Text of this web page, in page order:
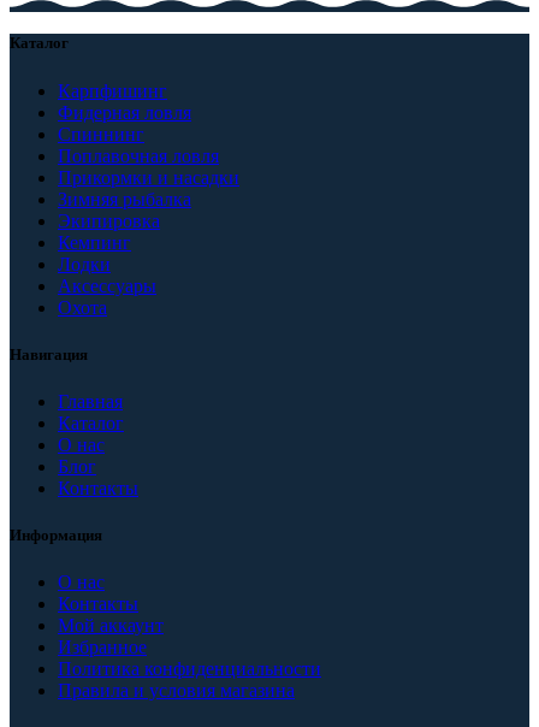
Каталог
Карпфишинг
Фидерная ловля
Спиннинг
Поплавочная ловля
Прикормки и насадки
Зимняя рыбалка
Экипировка
Кемпинг
Лодки
Аксессуары
Охота
Навигация
Главная
Каталог
О нас
Блог
Контакты
Информация
О нас
Контакты
Мой аккаунт
Избранное
Политика конфиденциальности
Правила и условия магазина